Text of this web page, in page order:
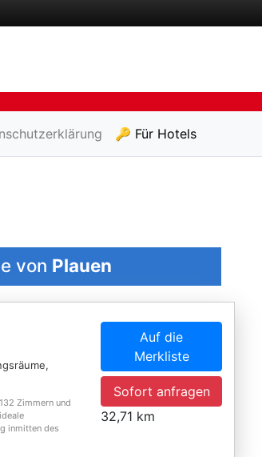
🔑 Für Hotels
von Plauen
Zimmern und
inmitten des
Auf die
Merkliste
Sofort anfragen
32,71 km